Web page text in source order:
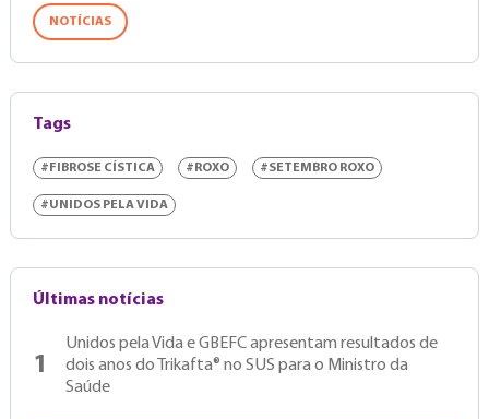
NOTÍCIAS
Tags
#FIBROSE CÍSTICA #ROXO #SETEMBRO ROXO
#UNIDOS PELA VIDA
Últimas notícias
1
Unidos pela Vida e GBEFC apresentam resultados de
dois anos do Trikafta® no SUS para o Ministro da
Saúde